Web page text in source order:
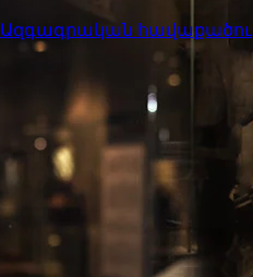
Ազգագրական հավաքածու